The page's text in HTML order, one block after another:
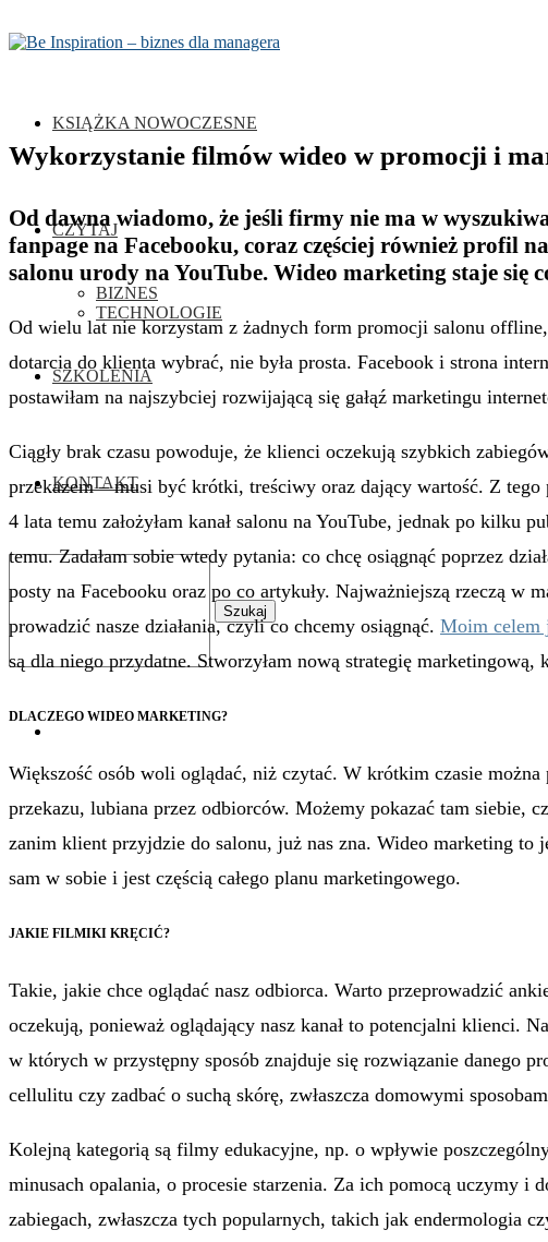
KSIĄŻKA NOWOCZESNE
CZYTAJ
BIZNES
TECHNOLOGIE
SZKOLENIA
KONTAKT
Szukaj
Wykorzystanie filmów wideo w promocji i
Od dawna wiadomo, że jeśli firmy nie ma w
fanpage na Facebooku, coraz częściej również profil
salonu urody na YouTube. Wideo marketing staje się
Od wielu lat nie korzystam z żadnych form promocji salonu
dotarcia do klienta wybrać, nie była prosta. Facebook i strona
postawiłam na najszybciej rozwijającą się gałąź marketingu
Ciągły brak czasu powoduje, że klienci oczekują szybkich
przekazem – musi być krótki, treściwy oraz dający wartość. Z
4 lata temu założyłam kanał salonu na YouTube, jednak po kilku
temu. Zadałam sobie wtedy pytania: co chcę osiągnąć poprzez
posty na Facebooku oraz po co artykuły. Najważniejszą rzeczą w
prowadzić nasze działania, czyli co chcemy osiągnąć. Moim celem
są dla niego przydatne. Stworzyłam nową strategię
DLACZEGO WIDEO MARKETING?
Większość osób woli oglądać, niż czytać. W krótkim czasie
przekazu, lubiana przez odbiorców. Możemy pokazać tam siebie,
zanim klient przyjdzie do salonu, już nas zna. Wideo marketing to
sam w sobie i jest częścią całego planu marketingowego.
JAKIE FILMIKI KRĘCIĆ?
Takie, jakie chce oglądać nasz odbiorca. Warto przeprowadzić
oczekują, ponieważ oglądający nasz kanał to potencjalni klienci.
w których w przystępny sposób znajduje się rozwiązanie danego
cellulitu czy zadbać o suchą skórę, zwłaszcza domowymi
Kolejną kategorią są filmy edukacyjne, np. o wpływie
minusach opalania, o procesie starzenia. Za ich pomocą uczymy i
zabiegach, zwłaszcza tych popularnych, takich jak endermologia